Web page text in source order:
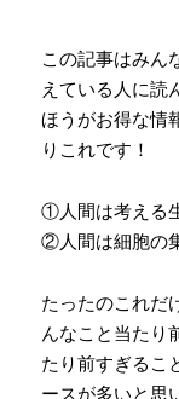
この記事はみん
えている人に読
ほうがお得な情
りこれです！
①人間は考える
②人間は細胞の
たったのこれだ
んなこと当たり
たり前すぎるこ
ースが多いと思